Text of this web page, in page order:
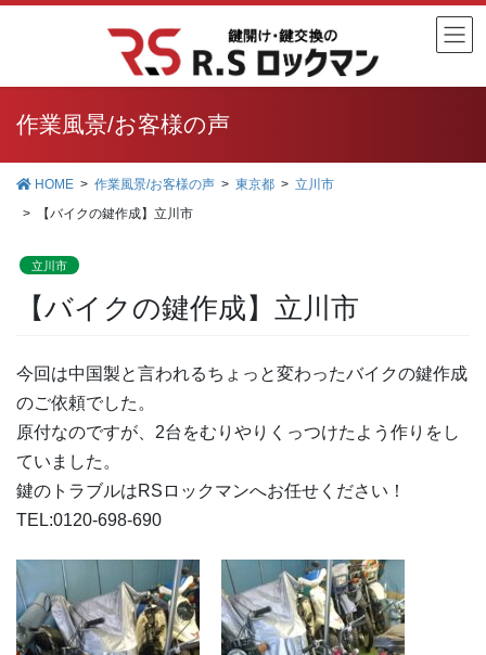
コ
ン
移
ナ
ー
ン
作業風景/お客様の声
HOME 作業風景/お客様の声 東京都
立川市
【バイクの鍵作成】立川市
立川市
【バイクの鍵作成】立川市
今回は中国製と言われるちょっと変わったバイクの鍵作成
のご依頼でした。
原付なのですが、2台をむりやりくっつけたよう作りをし
ていました。
鍵のトラブルはRSロックマンへお任せください！
TEL:0120-698-690